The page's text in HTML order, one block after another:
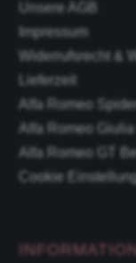
Unsere AGB
Impressum
Widerrufsrecht &
Lieferzeit
Alfa Romeo
Alfa Romeo
Alfa Romeo GT
Cookie